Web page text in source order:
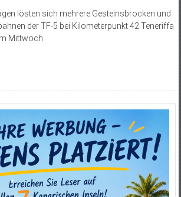
lösten sich mehrere Gesteinsbrocken und
der TF-5 bei Kilometerpunkt 42 Teneriffa
Mittwoch